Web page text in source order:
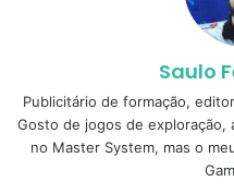
Saulo
Publicitário de formação,
Gosto de jogos de exploração,
no Master System, mas o